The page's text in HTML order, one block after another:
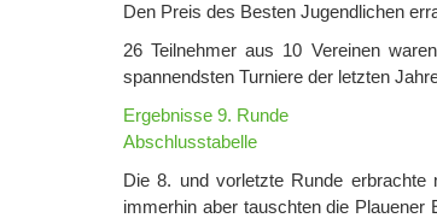
Den Preis des Besten Jugendlichen
26 Teilnehmer aus 10 Vereinen
spannendsten Turniere der letzten
Ergebnisse 9. Runde
Abschlusstabelle
Die 8. und vorletzte Runde
immerhin aber tauschten die